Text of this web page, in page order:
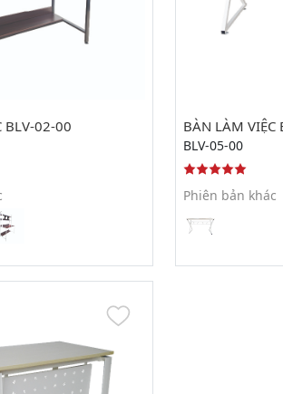
BLV-02-00 BÀN LÀM VIỆC
BLV-05-00
Phiên bản khác